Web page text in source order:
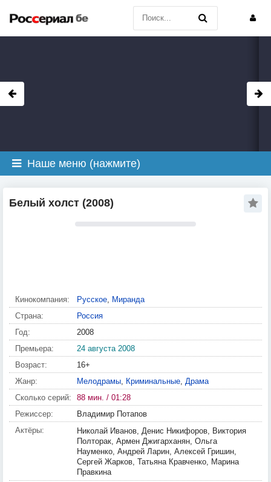
Наше меню (нажмите)
Белый холст (2008)
Кинокомпания: Русское, Миранда
Страна:
Россия
Год:
2008
Премьера:
24 августа 2008
Возраст:
16+
Жанр:
Мелодрамы, Криминальные, Драма
Сколько серий:
88 мин. / 01:28
Режиссер:
Владимир Потапов
Актёры:
Николай Иванов, Денис Никифоров, Виктория
Полторак, Армен Джигарханян, Ольга
Науменко, Андрей Ларин, Алексей Гришин,
Сергей Жарков, Татьяна Кравченко, Марина
Правкина